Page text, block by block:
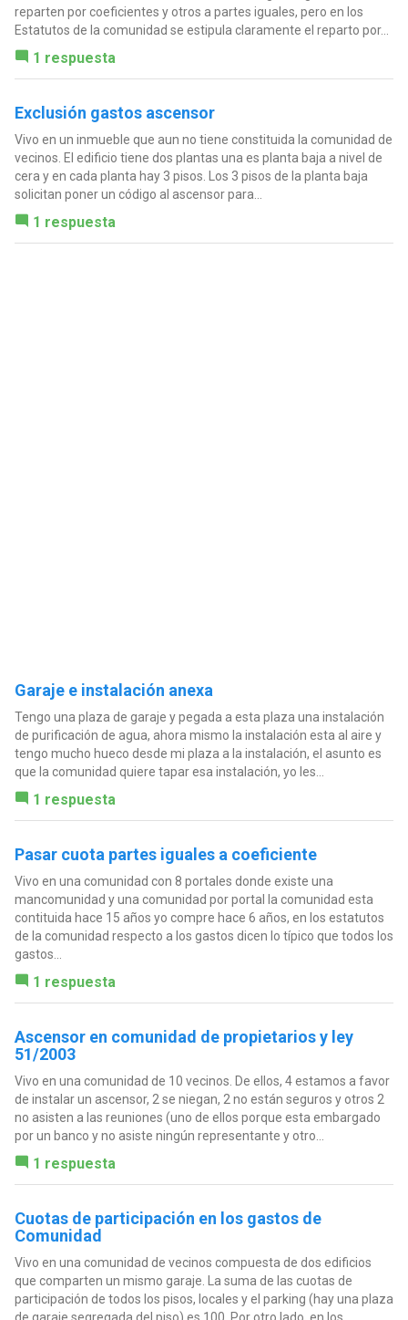
reparten por coeficientes y otros a partes iguales, pero en los
Estatutos de la comunidad se estipula claramente el reparto por...
1 respuesta
Exclusión gastos ascensor
Vivo en un inmueble que aun no tiene constituida la comunidad de
vecinos. El edificio tiene dos plantas una es planta baja a nivel de
cera y en cada planta hay 3 pisos. Los 3 pisos de la planta baja
solicitan poner un código al ascensor para...
1 respuesta
Garaje e instalación anexa
Tengo una plaza de garaje y pegada a esta plaza una instalación
de purificación de agua, ahora mismo la instalación esta al aire y
tengo mucho hueco desde mi plaza a la instalación, el asunto es
que la comunidad quiere tapar esa instalación, yo les...
1 respuesta
Pasar cuota partes iguales a coeficiente
Vivo en una comunidad con 8 portales donde existe una
mancomunidad y una comunidad por portal la comunidad esta
contituida hace 15 años yo compre hace 6 años, en los estatutos
de la comunidad respecto a los gastos dicen lo típico que todos los
gastos...
1 respuesta
Ascensor en comunidad de propietarios y ley
51/2003
Vivo en una comunidad de 10 vecinos. De ellos, 4 estamos a favor
de instalar un ascensor, 2 se niegan, 2 no están seguros y otros 2
no asisten a las reuniones (uno de ellos porque esta embargado
por un banco y no asiste ningún representante y otro...
1 respuesta
Cuotas de participación en los gastos de
Comunidad
Vivo en una comunidad de vecinos compuesta de dos edificios
que comparten un mismo garaje. La suma de las cuotas de
participación de todos los pisos, locales y el parking (hay una plaza
de garaje segregada del piso) es 100. Por otro lado, en los...